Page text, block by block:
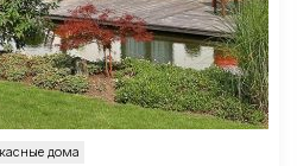
дома